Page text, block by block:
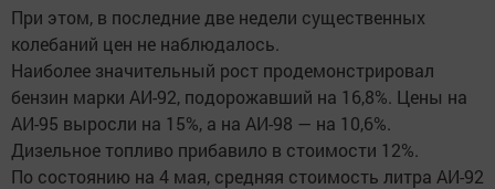
При этом, в последние две недели существенных
колебаний цен не наблюдалось.
Наиболее значительный рост продемонстрировал
бензин марки АИ-92, подорожавший на 16,8%. Цены на
АИ-95 выросли на 15%, а на АИ-98 — на 10,6%.
Дизельное топливо прибавило в стоимости 12%.
По состоянию на 4 мая, средняя стоимость литра АИ-92